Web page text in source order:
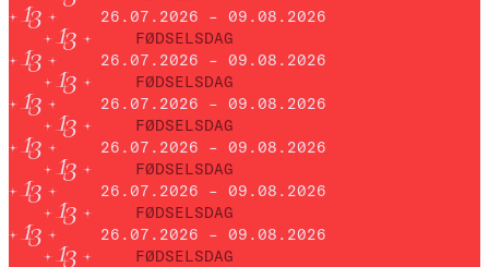
26.07.2026 – 09.08.2026
FØDSELSDAG
26.07.2026 – 09.08.2026
FØDSELSDAG
26.07.2026 – 09.08.2026
FØDSELSDAG
26.07.2026 – 09.08.2026
FØDSELSDAG
26.07.2026 – 09.08.2026
FØDSELSDAG
26.07.2026 – 09.08.2026
FØDSELSDAG